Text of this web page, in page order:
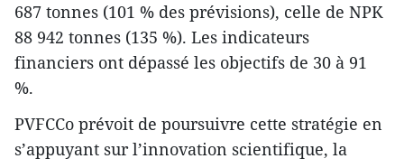
687 tonnes (101 % des prévisions), celle de NPK
88 942 tonnes (135 %). Les indicateurs
financiers ont dépassé les objectifs de 30 à 91
%.
PVFCCo prévoit de poursuivre cette stratégie en
s’appuyant sur l’innovation scientifique, la